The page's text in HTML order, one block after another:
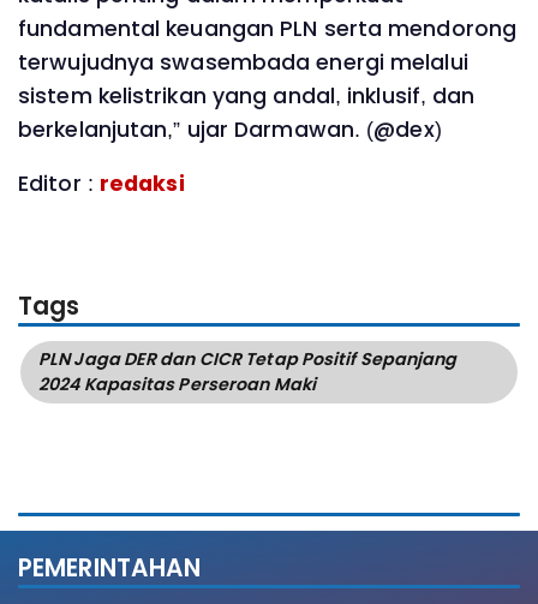
fundamental keuangan PLN serta mendorong
terwujudnya swasembada energi melalui
sistem kelistrikan yang andal, inklusif, dan
berkelanjutan,” ujar Darmawan. (@dex)
Editor : redaksi
Tags
PLN Jaga DER dan CICR Tetap Positif Sepanjang
2024 Kapasitas Perseroan Maki
PEMERINTAHAN